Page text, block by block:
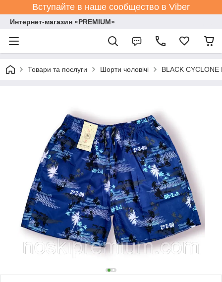
Вступайте в наше сообщество в Viber
Интернет-магазин «PREMIUM»
Товари та послуги Шорти чоловічі BLACK CYCLONE